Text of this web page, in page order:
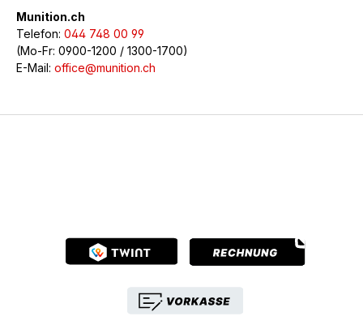
Munition.ch
Telefon: 044 748 00 99
(Mo-Fr: 0900-1200 / 1300-1700)
E-Mail: office@munition.ch